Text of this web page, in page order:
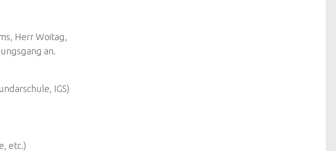
Herr Woitag,
an.
IGS)
etc.)